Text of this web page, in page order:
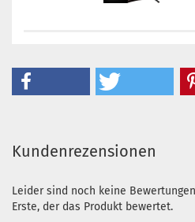
Kundenrezensionen
Leider sind noch keine
Erste, der das Produkt bewertet.